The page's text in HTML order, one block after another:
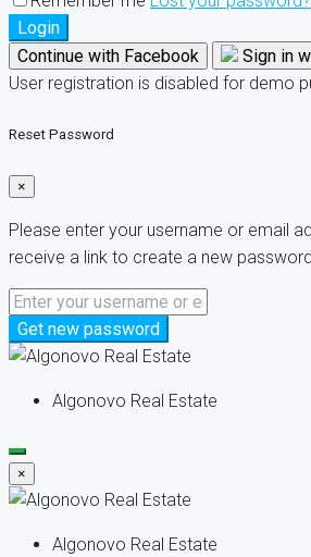
Login
Continue with Facebook
Sign in
User registration is disabled for demo
Reset Password
×
Please enter your username or email
receive a link to create a new
Get new password
Algonovo Real Estate
×
Algonovo Real Estate